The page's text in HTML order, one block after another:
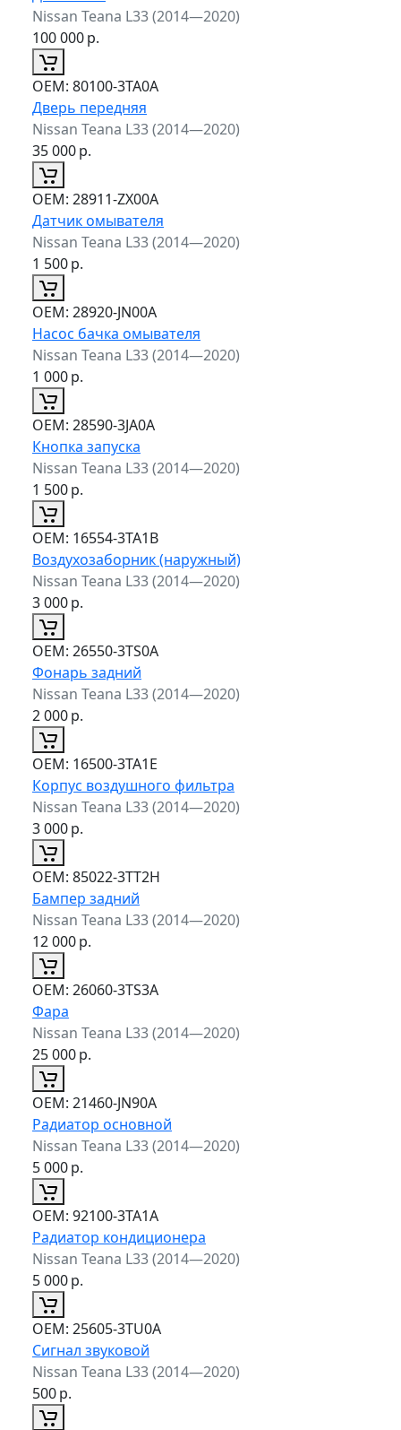
Nissan Teana L33 (2014—2020)
100 000р.
ОЕМ: 80100-3TA0A
Дверь передняя
Nissan Teana L33 (2014—2020)
35 000р.
ОЕМ: 28911-ZX00A
Датчик омывателя
Nissan Teana L33 (2014—2020)
1 500р.
ОЕМ: 28920-JN00A
Насос бачка омывателя
Nissan Teana L33 (2014—2020)
1 000р.
ОЕМ: 28590-3JA0A
Кнопка запуска
Nissan Teana L33 (2014—2020)
1 500р.
ОЕМ: 16554-3TA1B
Воздухозаборник (наружный)
Nissan Teana L33 (2014—2020)
3 000р.
ОЕМ: 26550-3TS0A
Фонарь задний
Nissan Teana L33 (2014—2020)
2 000р.
ОЕМ: 16500-3TA1E
Корпус воздушного фильтра
Nissan Teana L33 (2014—2020)
3 000р.
ОЕМ: 85022-3TT2H
Бампер задний
Nissan Teana L33 (2014—2020)
12 000р.
ОЕМ: 26060-3TS3A
Фара
Nissan Teana L33 (2014—2020)
25 000р.
ОЕМ: 21460-JN90A
Радиатор основной
Nissan Teana L33 (2014—2020)
5 000р.
ОЕМ: 92100-3TA1A
Радиатор кондиционера
Nissan Teana L33 (2014—2020)
5 000р.
ОЕМ: 25605-3TU0A
Сигнал звуковой
Nissan Teana L33 (2014—2020)
500р.